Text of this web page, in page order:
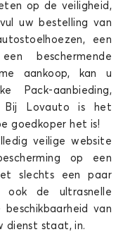
i40
op de veiligheid,
uw bestelling van
een
beschermende
aankoop, kan u
Pack-aanbieding,
Bij Lovauto is het
goedkoper het is!
veilige website
op een
slechts een paar
ook de ultrasnelle
van
dienst staat, in.